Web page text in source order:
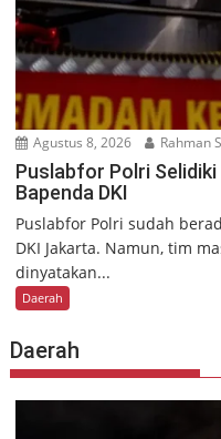
Agustus 8, 2026 Rahman
Puslabfor Polri
Bapenda DKI
Puslabfor Polri sudah
DKI Jakarta. Namun, tim
dinyatakan...
Daerah
Daerah